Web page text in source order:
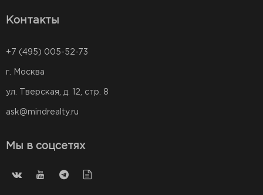
Контакты
+7 (495) 005-52-73
г. Москва
ул. Тверская, д. 12, стр. 8
ask@mindrealty.ru
Мы в соцсетях